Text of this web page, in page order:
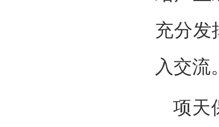
充分发
入交流
项天